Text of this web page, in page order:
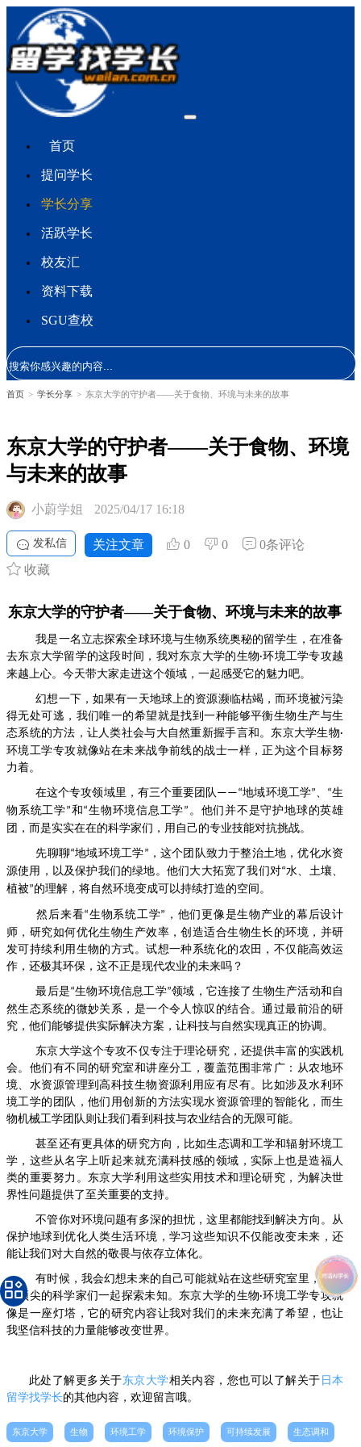
首页
提问学长
学长分享
活跃学长
校友汇
资料下载
SGU查校
首页 > 学长分享 > 东京大学的守护者——关于食物、环境与未来的故事
东京大学的守护者——关于食物、环境
与未来的故事
小蔚学姐 2025/04/17 16:18
发私信 关注文章 0 0
0条评论
收藏
东京大学的守护者——关于食物、环境与未来的故事
我是一名立志探索全球环境与生物系统奥秘的留学生 ，在准备
去东京大学留学的这段时间，我对东京大学的生物·环境工学专攻越
来越上心。今天带大家走进这个领域，一起感受它的魅力吧。
幻想一下，如果有一天地球上的资源濒临枯竭，而环境被污染
得无处可逃，我们唯一的希望就是找到一种能够平衡生物生产与生
态系统的方法，让人类社会与大自然重新握手言和。东京大学生物·
环境工学专攻就像站在未来战争前线的战士一样，正为这个目标努
力着。
在这个专攻领域里，有三个重要团队 ——“地域环境工学” “生
物系统工学”和 “生物环境信息工学” 。他们并不是守护地球的英雄
团，而是实实在在的科学家们，用自己的专业技能对抗挑战。
先聊聊“地域环境工学” ， 这个团队致力于整治土地，优化水资
源使用，以及保护我们的绿地。他们大大拓宽了我们对“水、土壤、
植被”的理解，将自然环境变成可以持续打造的空间。
然后来看“生物系统工学” ，他们更像是生物产业的幕后设计
师，研究如何优化生物生产效率，创造适合生物生长的环境，并研
发可持续利用生物的方式。试想一种系统化的农田，不仅能高效运
作，还极其环保，这不正是现代农业的未来吗？
最后是“生物环境信息工学”领域，它连接了生物生产活动和自
然生态系统的微妙关系 ， 是一个令人惊叹的结合。通过最前沿的研
究， 他们能够提供实际解决方案，让科技与自然实现真正的协调。
东京大学这个专攻不仅专注于理论研究，还提供丰富的实践机
会。他们有不同的研究室和讲座分工，覆盖范围非常广：从农地环
境、水资源管理到高科技生物资源利用应有尽有。比如涉及水利环
境工学的团队，他们用创新的方法实现水资源管理的智能化，而生
物机械工学团队则让我们看到科技与农业结合的无限可能。
甚至还有更具体的研究方向，比如生态调和工学和辐射环境工
学，这些从名字上听起来就充满科技感的领域，实际上也是造福人
类的重要努力。东京大学利用这些实用技术和理论研究，为解决世
界性问题提供了至关重要的支持。
不管你对环境问题有多深的担忧，这里都能找到解决方向。从
保护地球到优化人类生活环境，学习这些知识不仅能改变未来，还
能让我们对大自然的敬畏与依存立体化。
有时候，我会幻想未来的自己可能就站在这些研究室里，和世
界顶尖的科学家们一起探索未知。东京大学的生物·环境工学专攻就
像是一座灯塔，它的研究内容让我对我们的未来充满了希望，也让
我坚信科技的力量能够改变世界。
此处了解更多关于东京大学相关内容，您也可以了解关于 日本
留学找学长的其他内容，欢迎留言哦。
东京大学 生物 环境工学 环境保护 可持续发展 生态调和